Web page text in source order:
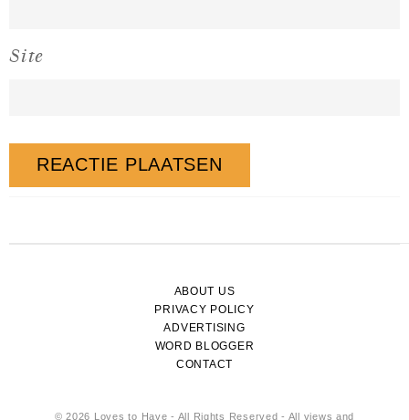
Site
ABOUT US
PRIVACY POLICY
ADVERTISING
WORD BLOGGER
CONTACT
© 2026 Loves to Have - All Rights Reserved - All views and